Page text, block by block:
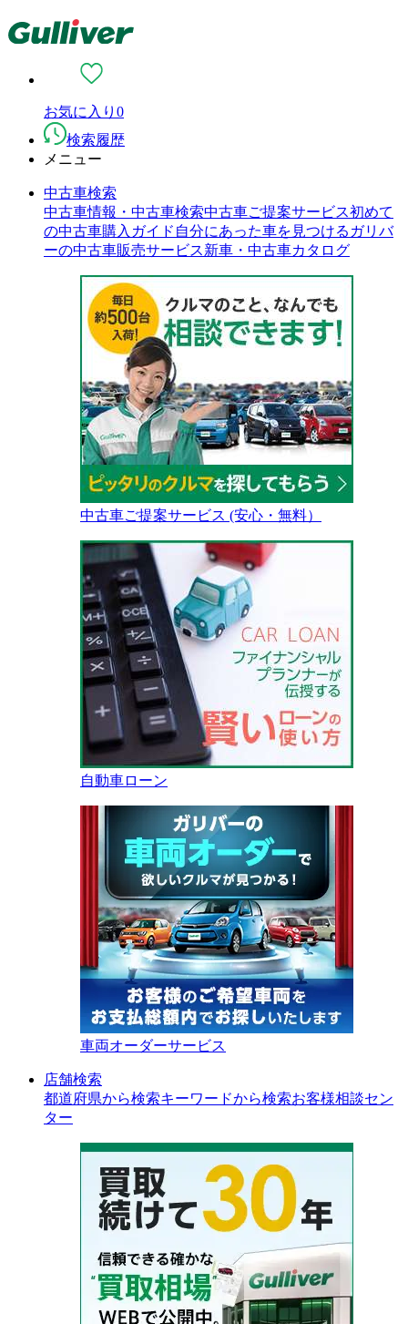
お気に入り 0
検索履歴
メニュー
中古車検索
中古車情報・中古車検索中古車ご提案サービス初めて
の中古車購入ガイド 自分にあった車を見つける ガリバ
ーの中古車販売サービス新車・中古車カタログ
中古車ご提案サービス (安心・無料）
自動車ローン
車両オーダーサービス
店舗検索
都道府県から検索キーワードから検索お客様相談セン
ター